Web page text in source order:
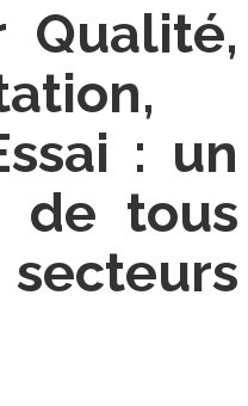
Qualité,
: un
de tous